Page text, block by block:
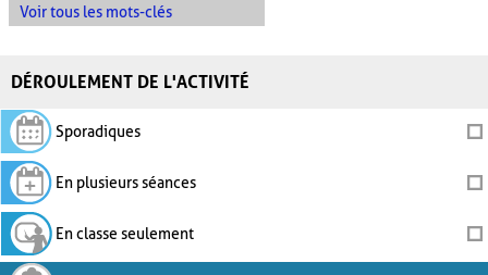
Voir tous les mots-clés
DÉROULEMENT DE L'ACTIVITÉ
Sporadiques
En plusieurs séances
En classe seulement